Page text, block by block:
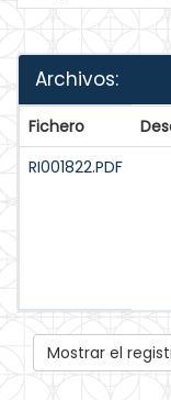
Archivos:
Fichero
RI001822.PDF
Mostrar el